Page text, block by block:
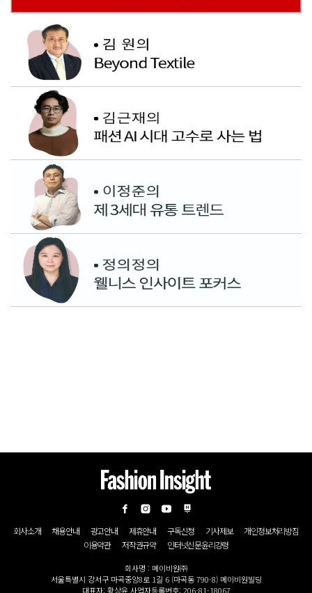
회사소개 채용안내 광고안내 제휴안내 구독신청 기사제보
개인정보처리방침
이용약관
저작권규약 인터넷신문윤리강령
회사명 : 메이비원㈜
서울특별시 강서구 마곡중앙8로 1길 6 (마곡동 790-8) 메이비원빌딩
대표자: 황상윤 사업자등록번호: 206-81-18067